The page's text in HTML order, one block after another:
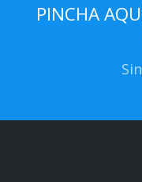
PINCHA